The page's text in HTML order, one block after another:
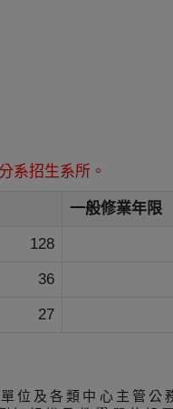
系招生系所。
一般修業年限
128
36
27
位及各類中心主管公